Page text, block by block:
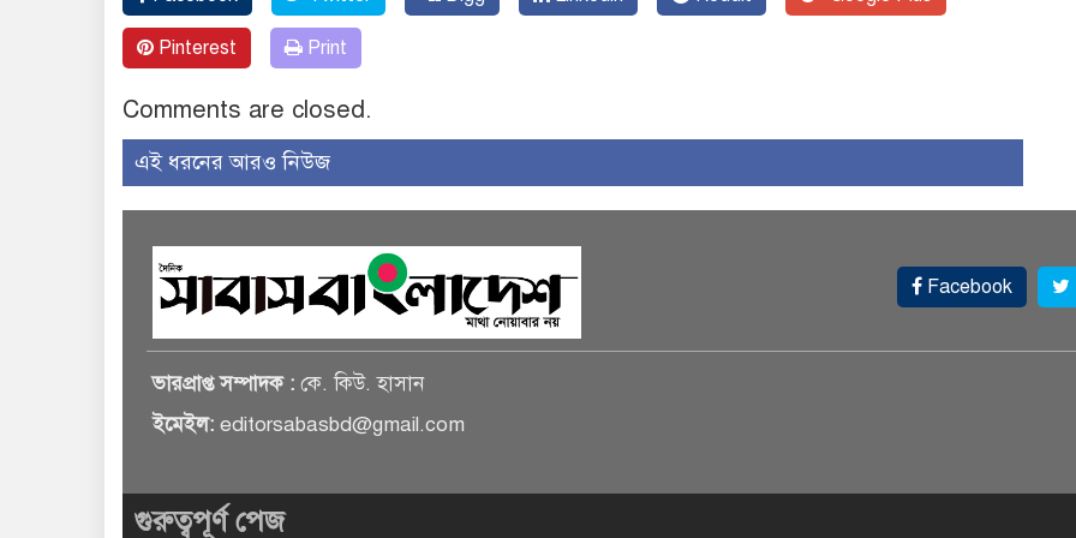
Pinterest Print
Comments are closed.
এই ধরনের আরও নিউজ
Facebook
ভারপ্রাপ্ত সম্পাদক : কে. কিউ. হাসান
ইমেইল: editorsabasbd@gmail.com
গুরুত্বপূর্ণ পেজ